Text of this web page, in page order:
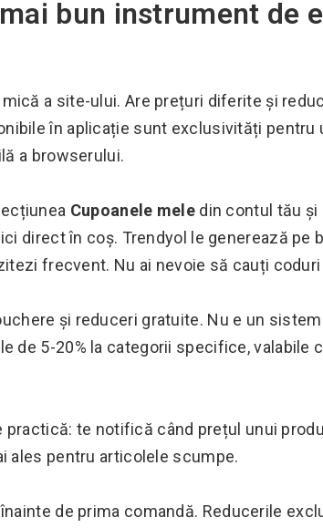
bun instrument de
a site-ului. Are prețuri diferite și
în aplicație sunt exclusivități
a browserului.
Cupoanele meledin contul tău și
direct în coș. Trendyol le generează pe
frecvent. Nu ai nevoie să cauți
și reduceri gratuite. Nu e un
de 5-20% la categorii specifice, valabile
te notifică când prețul unui
ales pentru articolele scumpe.
de prima comandă. Reducerile